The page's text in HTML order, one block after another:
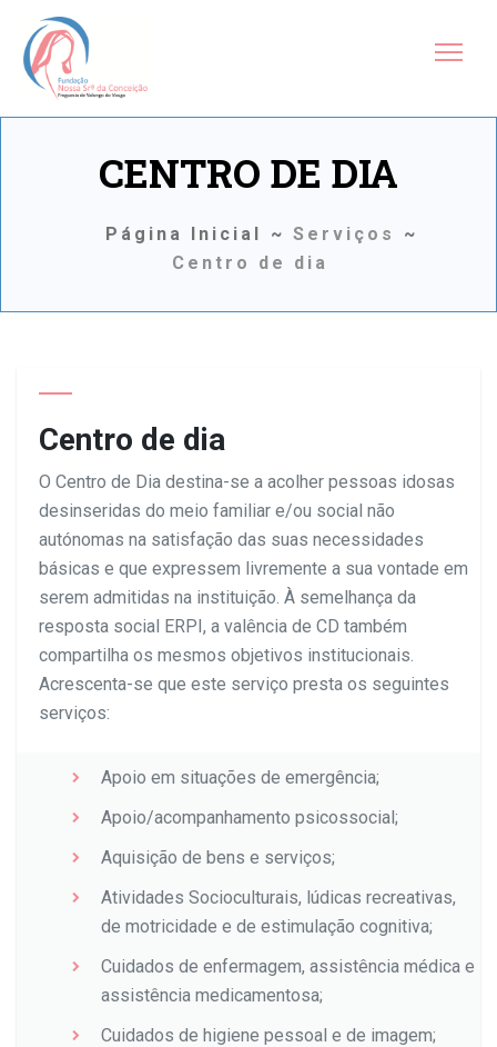
CENTRO DE DIA
Página Inicial
Serviços
Centro de dia
Centro de dia
O Centro de Dia destina-se a acolher pessoas idosas
desinseridas do meio familiar e/ou social não
autónomas na satisfação das suas necessidades
básicas e que expressem livremente a sua vontade em
serem admitidas na instituição. À semelhança da
resposta social ERPI, a valência de CD também
compartilha os mesmos objetivos institucionais.
Acrescenta-se que este serviço presta os seguintes
serviços:
Apoio em situações de emergência;
Apoio/acompanhamento psicossocial;
Aquisição de bens e serviços;
Atividades Socioculturais, lúdicas recreativas,
de motricidade e de estimulação cognitiva;
Cuidados de enfermagem, assistência médica e
assistência medicamentosa;
Cuidados de higiene pessoal e de imagem;